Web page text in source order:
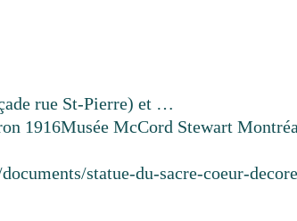
rue St-Pierre) et …
1916Musée McCord Stewart
statue-du-sacre-coeur-